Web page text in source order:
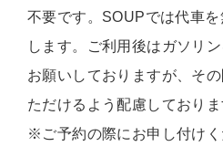
不要です。SOUPでは代車
します。ご利用後はガソリ
お願いしておりますが、そ
ただけるよう配慮しておりま
※ご予約の際にお申し付けく